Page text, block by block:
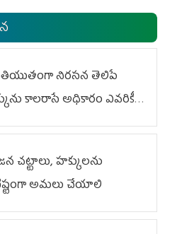
నిరసన తెలిపే
కాలరాసే అధికారం ఎవరికీ
చట్టాలు, హక్కులను
అమలు చేయాలి